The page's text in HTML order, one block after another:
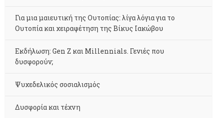
Για μια μαιευτική της Ουτοπίας: λίγα λόγια για το
Ουτοπία και χειραφέτηση της Βίκυς Ιακώβου
Εκδήλωση: Gen Z και Millennials. Γενιές που
δυσφορούν;
Ψυχεδελικός σοσιαλισμός
Δυσφορία και τέχνη